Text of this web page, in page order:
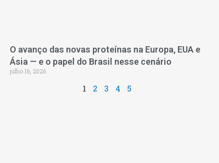
O avanço das novas proteínas na Europa, EUA e
Ásia — e o papel do Brasil nesse cenário
julho 16, 2026
1 2 3 4 5